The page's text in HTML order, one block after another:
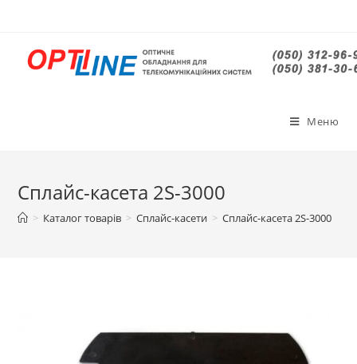
Меню
Сплайс-касета 2S-3000
> Каталог товарів > Сплайс-касети > Сплайс-касета 2S-3000